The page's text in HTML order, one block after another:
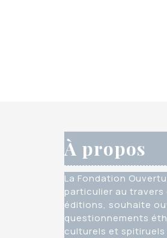
À propos
La Fondation
particulier au travers
éditions, souhaite
questionnements
culturels et spitiruels